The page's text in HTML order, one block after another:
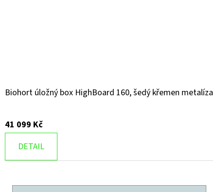
Biohort úložný box HighBoard 160, šedý křemen metalíza
41 099 Kč
DETAIL